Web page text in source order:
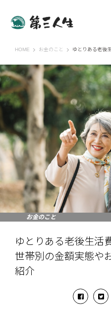
HOME 第三人生 〜寄り道の歩き方〜
お金のこと ゆとりある老後
お金のこと
ゆとりある老後生活
世帯別の金額実態や
紹介